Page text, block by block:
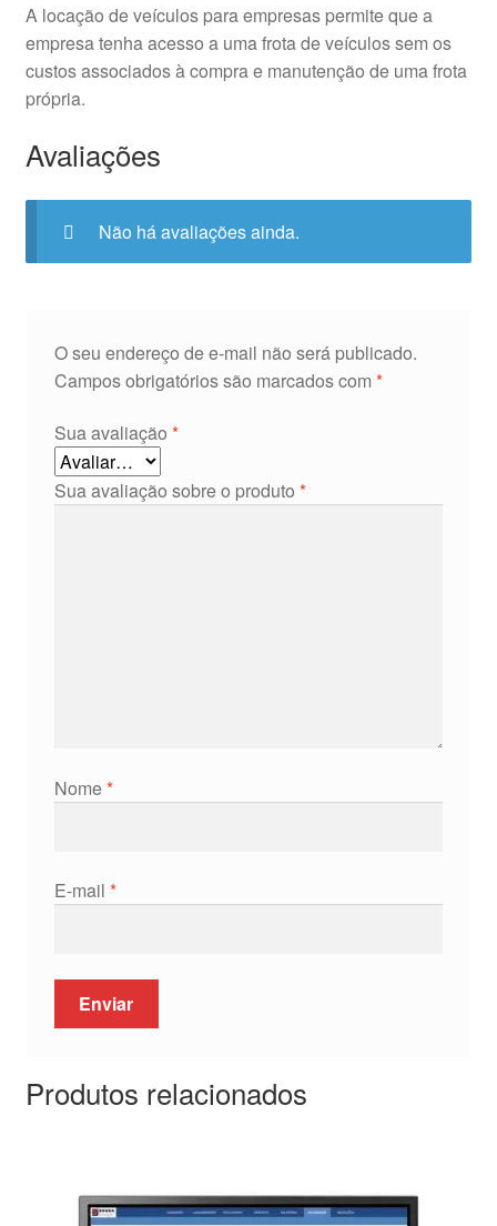
A locação de veículos para empresas permite que a
empresa tenha acesso a uma frota de veículos sem os
custos associados à compra e manutenção de uma frota
própria.
Avaliações
Não há avaliações ainda.
O seu endereço de e-mail não será publicado.
Campos obrigatórios são marcados com *
Sua avaliação *
Sua avaliação sobre o produto *
Nome*
E-mail *
Produtos relacionados